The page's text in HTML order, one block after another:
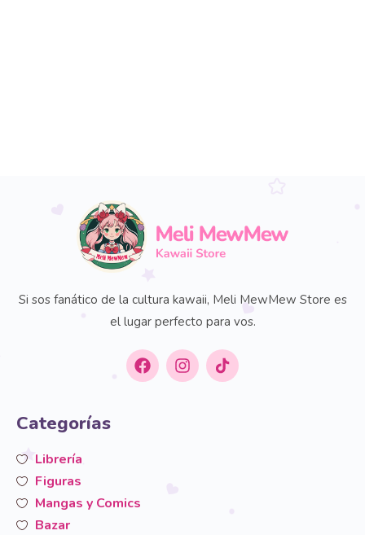
Si sos fanático de la cultura kawaii, Meli MewMew Store es
el lugar perfecto para vos.
Categorías
Librería
Figuras
Mangas y Comics
Bazar